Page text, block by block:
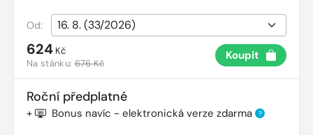
Od:
624 Kč
Na stánku:676 Kč
Koupit
Roční předplatné
+ Bonus navíc - elektronická verze zdarma ?